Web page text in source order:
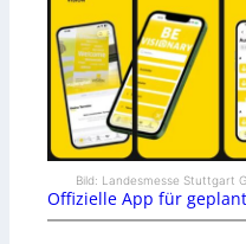
Bild: Landesmesse Stuttgart
Offizielle App für